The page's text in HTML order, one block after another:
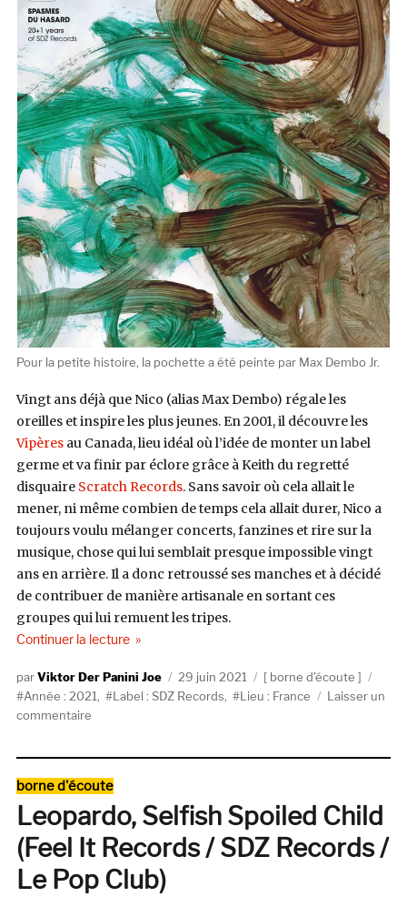
Pour la petite histoire, la pochette a été peinte par Max Dembo Jr.
Vingt ans déjà que Nico (alias Max Dembo) régale les
oreilles et inspire les plus jeunes. En 2001, il découvre les
Vipèresau Canada, lieu idéal où l’idée de monter un label
germe et va finir par éclore grâce à Keith du regretté
disquaire Scratch Records. Sans savoir où cela allait le
mener, ni même combien de temps cela allait durer, Nico a
toujours voulu mélanger concerts, fanzines et rire sur la
musique, chose qui lui semblait presque impossible vingt
ans en arrière. Il a donc retroussé ses manches et à décidé
de contribuer de manière artisanale en sortant ces
groupes qui lui remuent les tripes.
Continuer la lecturede « La compile des 20 ans de SDZ Records »
AuteurViktor Der Panini Joe
Publié
le
29 juin 2021 Catégories
borne d'écoute
Année : 2021, Label : SDZ Records, Lieu : France
Laisser un
commentairesur
20
ans
de
SDZ
Records
Catégories
borne d'écoute
Leopardo, Selfish Spoiled Child
(Feel It Records / SDZ Records /
Le Pop Club)